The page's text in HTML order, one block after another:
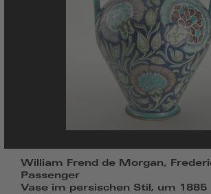
William Frend de Morgan,
Passenger
Vase im persischen Stil, um 1885